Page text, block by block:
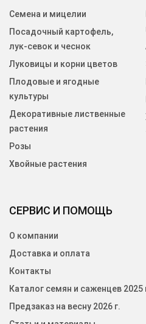
СЕРВИС И ПОМОЩЬ
О компании
Доставка и оплата
Контакты
Каталог семян и саженцев 2025
Предзаказ на весну 2026 г.
Семена и мицелии
Посадочный картофель,
лук-севок и чеснок
Луковицы и корни цветов
Плодовые и ягодные
культуры
Декоративные лиственные
растения
Розы
Хвойные растения